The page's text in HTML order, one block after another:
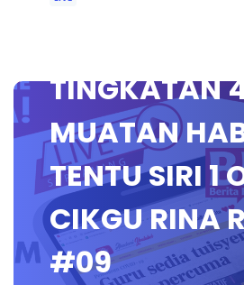
TINGKATAN
MUATAN
TENTU SIRI 1
CIKGU RINA
#09